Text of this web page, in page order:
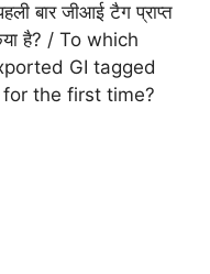
बार जीआई टैग प्राप्त
है? / To which
GI tagged
the first time?